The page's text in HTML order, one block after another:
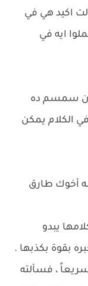
اكيد هي في
ايه في
سمسم ده
الكلام يمكن
أخوك طارق
يبدو
بقوة بكذبها .
، فسألته